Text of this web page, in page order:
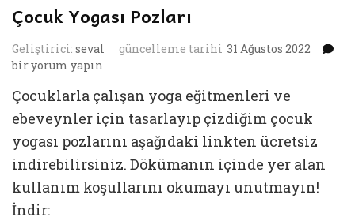
Çocuk Yogası Pozları
Geliştirici: seval güncelleme tarihi 31 Ağustos 2022
bir yorum yapın
Çocuklarla çalışan yoga eğitmenleri ve
ebeveynler için tasarlayıp çizdiğim çocuk
yogası pozlarını aşağıdaki linkten ücretsiz
indirebilirsiniz. Dökümanın içinde yer alan
kullanım koşullarını okumayı unutmayın!
İndir: